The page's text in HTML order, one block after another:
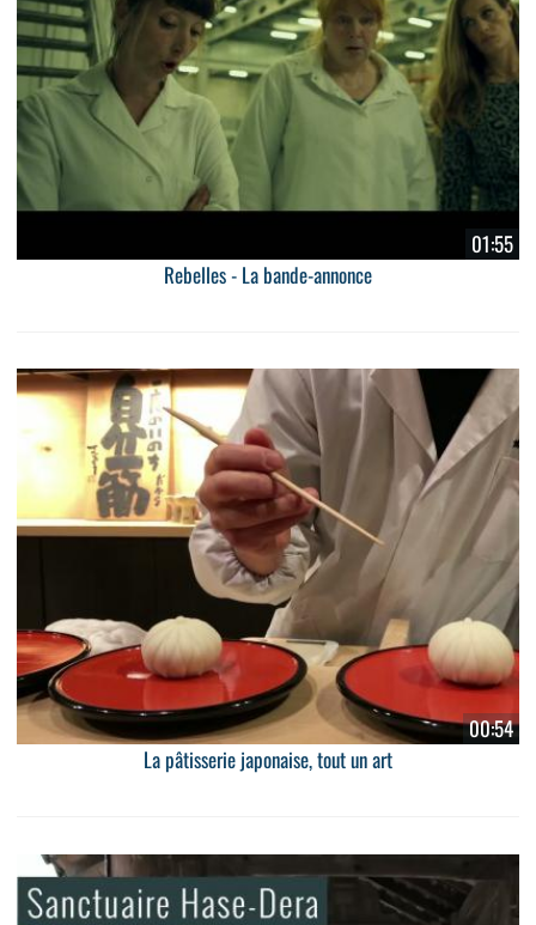
01:55
Rebelles - La bande-annonce
00:54
La pâtisserie japonaise, tout un art